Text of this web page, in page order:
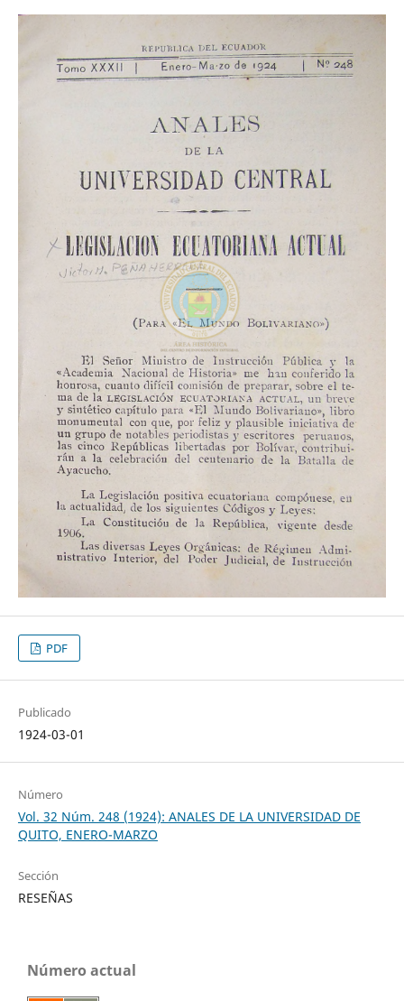
PDF
Publicado
1924-03-01
Número
Vol. 32 Núm. 248 (1924): ANALES DE LA UNIVERSIDAD DE
QUITO, ENERO-MARZO
Sección
RESEÑAS
Número actual